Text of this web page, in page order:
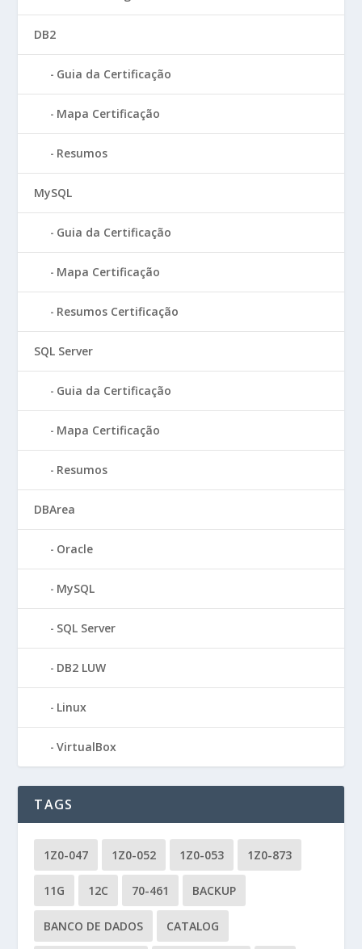
DB2
Guia da Certificação
Mapa Certificação
Resumos
MySQL
Guia da Certificação
Mapa Certificação
Resumos Certificação
SQL Server
Guia da Certificação
Mapa Certificação
Resumos
DBArea
Oracle
MySQL
SQL Server
DB2 LUW
Linux
VirtualBox
TAGS
1Z0-047 1Z0-052 1Z0-053 1Z0-873
11G 12C 70-461 BACKUP
BANCO DE DADOS CATALOG